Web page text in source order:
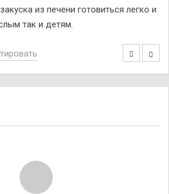
из печени готовиться легко и
так и детям.